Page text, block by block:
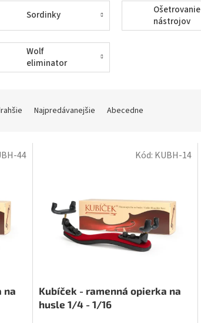
Sordinky
Ošetrovanie
nástrojov
Wolf
eliminator
Najpredávanejšie Abecedne
na
44
Kubíček - ramenná opierka na
husle 1/4 - 1/16
Kód: KUBH-14